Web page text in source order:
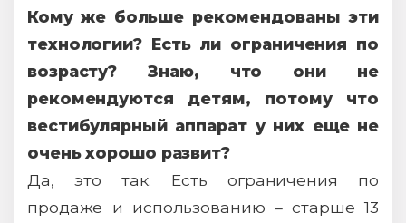
Кому же больше рекомендованы эти
технологии? Есть ли ограничения по
возрасту? Знаю, что они не
рекомендуются детям, потому что
вестибулярный аппарат у них еще не
очень хорошо развит?
Да, это так. Есть ограничения по
продаже и использованию – старше 13